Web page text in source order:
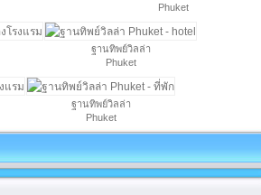
Phuket
ฐานทิพย์วิลล่า
Phuket
ฐานทิพย์วิลล่า
Phuket